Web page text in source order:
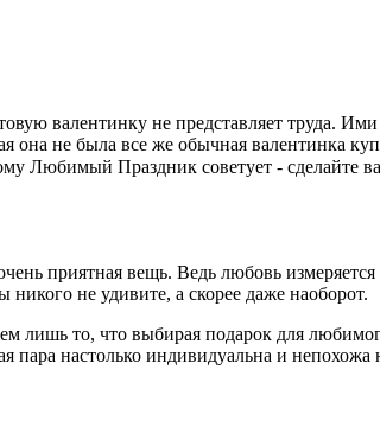
валентинку не представляет труда.
не была все же обычная валентинка
Любимый Праздник советует - сделайте
приятная вещь. Ведь любовь
не удивите, а скорее даже наоборот.
лишь то, что выбирая подарок для
настолько индивидуальна и